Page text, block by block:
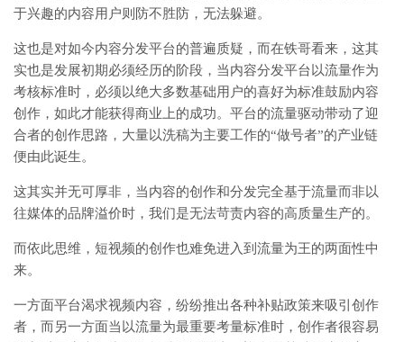
于兴趣的内容用户则防不胜防，无法躲避。
这也是对如今内容分发平台的普遍质疑，而在铁哥看来，这其
实也是发展初期必须经历的阶段，当内容分发平台以流量作为
考核标准时，必须以绝大多数基础用户的喜好为标准鼓励内容
创作，如此才能获得商业上的成功。平台的流量驱动带动了迎
合者的创作思路，大量以洗稿为主要工作的“做号者”的产业链
便由此诞生。
这其实并无可厚非，当内容的创作和分发完全基于流量而非以
往媒体的品牌溢价时，我们是无法苛责内容的高质量生产的。
而依此思维，短视频的创作也难免进入到流量为王的两面性中
来。
一方面平台渴求视频内容，纷纷推出各种补贴政策来吸引创作
者，而另一方面当以流量为最重要考量标准时，创作者很容易